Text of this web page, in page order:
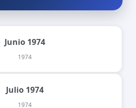
Junio 1974
1974
Julio 1974
1974